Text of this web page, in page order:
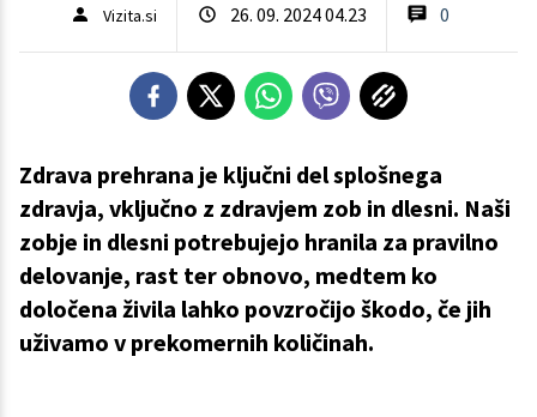
Vizita.si 26. 09. 2024 04.23 0
Zdrava prehrana je ključni del splošnega
zdravja, vključno z zdravjem zob in dlesni. Naši
zobje in dlesni potrebujejo hranila za pravilno
delovanje, rast ter obnovo, medtem ko
določena živila lahko povzročijo škodo, če jih
uživamo v prekomernih količinah.